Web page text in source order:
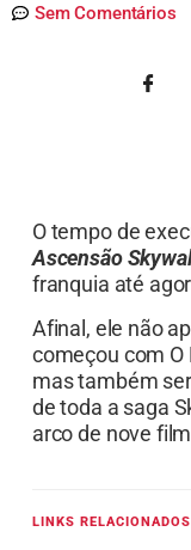
Sem Comentários
O tempo de
Ascensão
franquia até
Afinal, ele não
começou com O
mas também
de toda a saga
arco de nove
LINKS RELACIONADOS